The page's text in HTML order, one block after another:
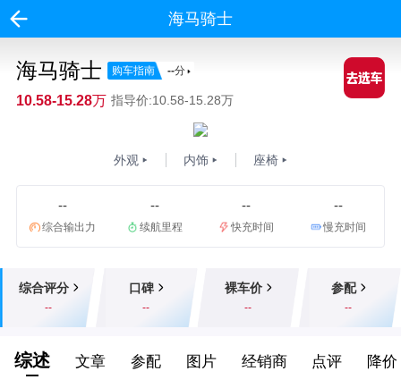
海马骑士
海马骑士 购车指南 --分
10.58-15.28万 指导价:10.58-15.28万
外观 内饰 座椅
--
综合输出力
--
续航里程
--
快充时间
--
慢充时间
综合评分
--
口碑
--
裸车价
--
参配
--
综述 文章 参配 图片 经销商 点评 降价